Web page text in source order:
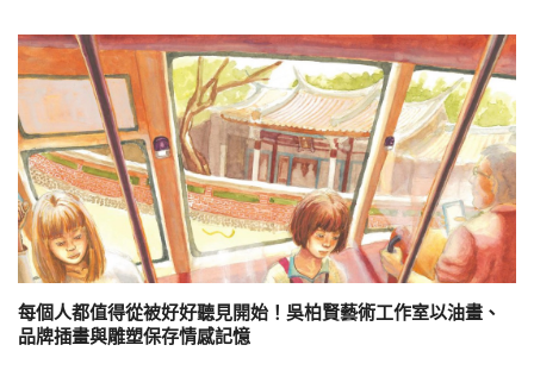
每個人都值得從被好好聽見開始！吳柏賢藝術工作室以油畫、
品牌插畫與雕塑保存情感記憶